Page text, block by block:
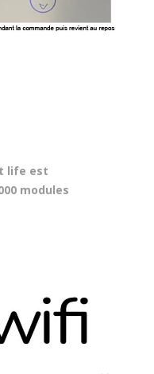
life est
modules